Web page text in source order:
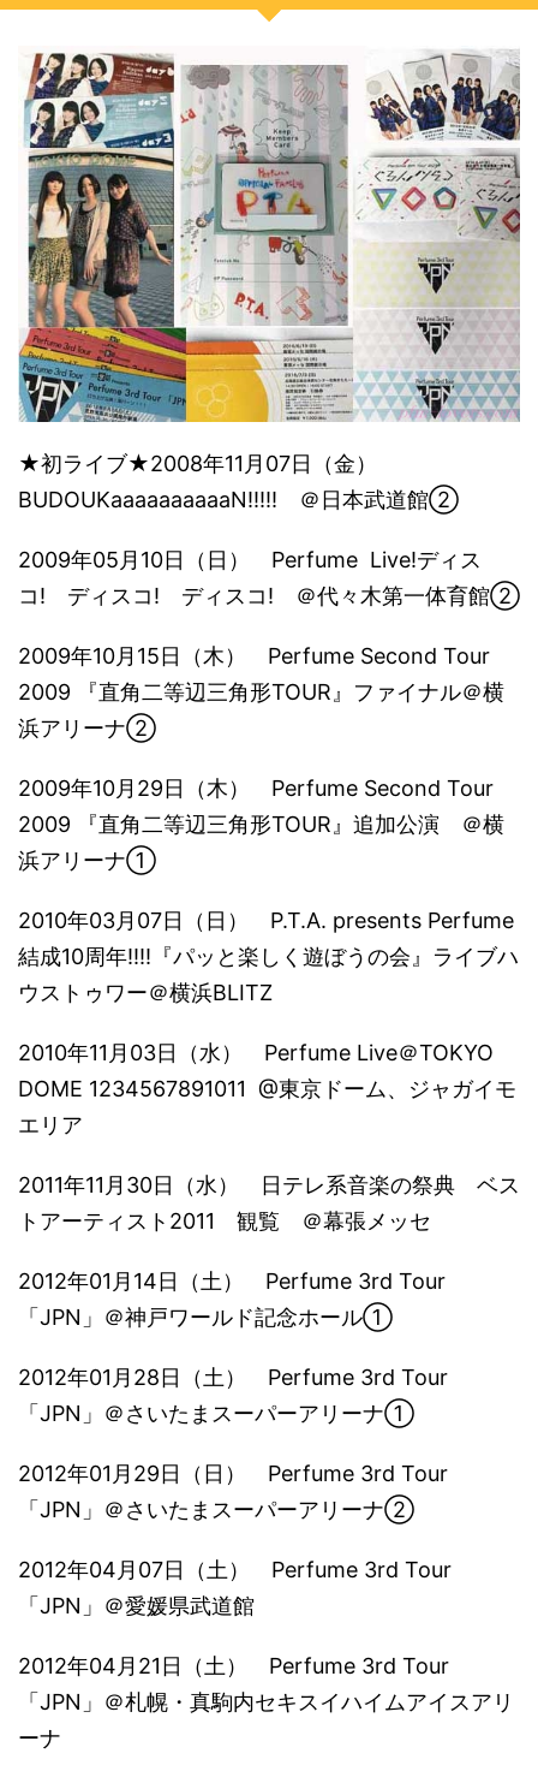
★初ライブ★2008年11月07日（金）
BUDOUKaaaaaaaaaaN!!!!! ＠日本武道館②
2009年05月10日（日） Perfume Live!ディス
コ! ディスコ! ディスコ! ＠代々木第一体育館②
2009年10月15日（木） Perfume Second Tour
2009 『直角二等辺三角形TOUR』ファイナル＠横
浜アリーナ②
2009年10月29日（木） Perfume Second Tour
2009 『直角二等辺三角形TOUR』追加公演 ＠横
浜アリーナ①
2010年03月07日（日） P.T.A. presents Perfume
結成10周年!!!!『パッと楽しく遊ぼうの会』ライブハ
ウストゥワー＠横浜BLITZ
2010年11月03日（水） Perfume Live＠TOKYO
DOME 1234567891011 @東京ドーム、ジャガイモ
エリア
2011年11月30日（水） 日テレ系音楽の祭典 ベス
トアーティスト2011 観覧 ＠幕張メッセ
2012年01月14日（土） Perfume 3rd Tour
「JPN」＠神戸ワールド記念ホール①
2012年01月28日（土） Perfume 3rd Tour
「JPN」＠さいたまスーパーアリーナ①
2012年01月29日（日） Perfume 3rd Tour
「JPN」＠さいたまスーパーアリーナ②
2012年04月07日（土） Perfume 3rd Tour
「JPN」＠愛媛県武道館
2012年04月21日（土） Perfume 3rd Tour
「JPN」＠札幌・真駒内セキスイハイムアイスアリ
ーナ